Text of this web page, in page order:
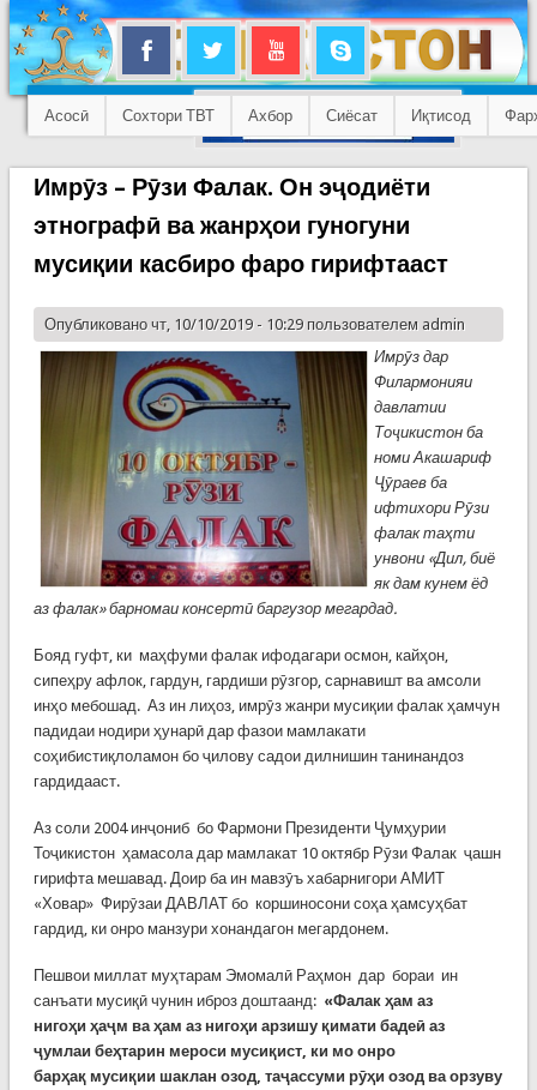
Асосӣ Сохтори ТВТ Ахбор Сиёсат Иқтисод
Имрӯз – Рӯзи Фалак. Он эҷодиёти
этнографӣ ва жанрҳои гуногуни
мусиқии касбиро фаро гирифтааст
Опубликовано чт, 10/10/2019 - 10:29 пользователем admin
Имрӯз дар
Филармонияи
давлатии
Тоҷикистон ба
номи Акашариф
Ҷӯраев ба
ифтихори Рӯзи
фалак таҳти
унвони «Дил, биё
як дам кунем ёд
аз фалак» барномаи консертӣ баргузор мегардад.
Бояд гуфт, ки маҳфуми фалак ифодагари осмон, кайҳон,
сипеҳру афлок, гардун, гардиши рӯзгор, сарнавишт ва амсоли
инҳо мебошад. Аз ин лиҳоз, имрӯз жанри мусиқии фалак ҳамчун
падидаи нодири ҳунарӣ дар фазои мамлакати
соҳибистиқлоламон бо ҷилову садои дилнишин танинандоз
гардидааст.
Аз соли 2004 инҷониб бо Фармони Президенти Ҷумҳурии
Тоҷикистон ҳамасола дар мамлакат 10 октябр Рӯзи Фалак ҷашн
гирифта мешавад. Доир ба ин мавзӯъ хабарнигори АМИТ
«Ховар» Фирӯзаи ДАВЛАТ бо коршиносони соҳа ҳамсуҳбат
гардид, ки онро манзури хонандагон мегардонем.
Пешвои миллат муҳтарам Эмомалӣ Раҳмон дар бораи ин
санъати мусиқӣ чунин иброз доштаанд: «Фалак ҳам аз
нигоҳи ҳаҷм ва ҳам аз нигоҳи арзишу қимати бадеӣ аз
ҷумлаи беҳтарин мероси мусиқист, ки мо онро
барҳақмусиқии шаклан озод, таҷассуми рӯҳи озод ва орзуву